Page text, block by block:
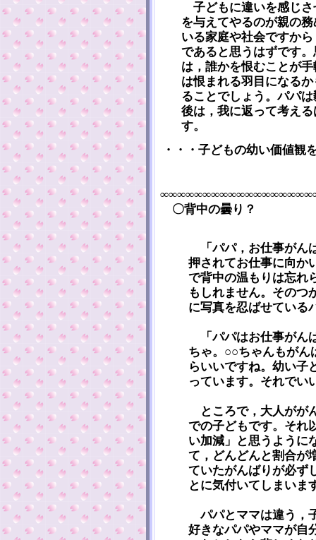
子どもに違いを感じさ
を与えてやるのが親の
いる家庭や社会ですか
であると思うはずです
は，誰かを恨むことが
は恨まれる羽目になる
ることでしょう。パパ
後は，我に返って考え
す。
・・・子どもの幼い価値観
〇背中の曇り？
「パパ，お仕事がん
押されてお仕事に向か
で背中の温もりは忘れ
もしれません。そのつ
に写真を忍ばせている
「パパはお仕事がん
ちゃ。○○ちゃんもがん
らいいですね。幼い子
っています。それでい
ところで，大人がが
での子どもです。それ
い加減」と思うように
て，どんどんと割合が
ていたがんばりが必ず
とに気付いてしまいま
パパとママは違う，
好きなパパやママが自